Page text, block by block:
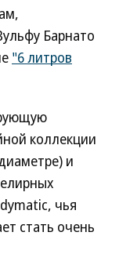
Барнато
"6 литров
коллекции
и
чья
стать очень